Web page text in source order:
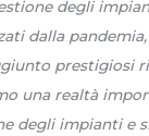
degli
dalla
prestigiosi
una realtà
degli impianti e